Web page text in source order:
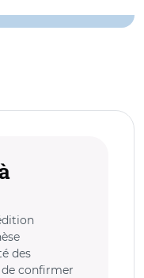
des
confirmer